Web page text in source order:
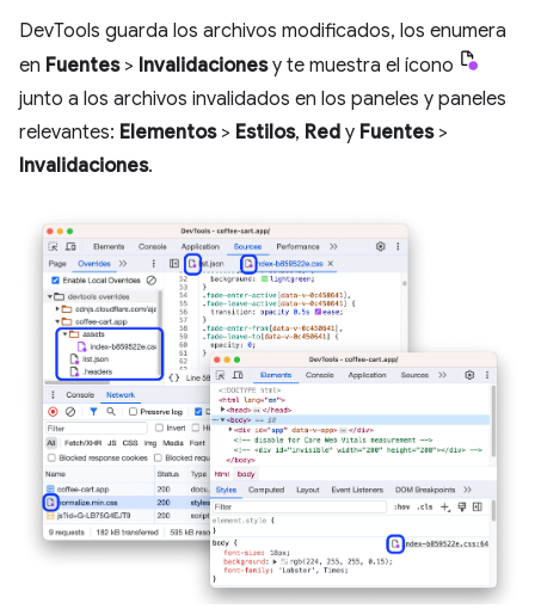
DevTools guarda los archivos modificados, los enumera
en Fuentes> Invalidacionesy te muestra el ícono
junto a los archivos invalidados en los paneles y paneles
relevantes: Elementos> Estilos, Red y Fuentes>
Invalidaciones.